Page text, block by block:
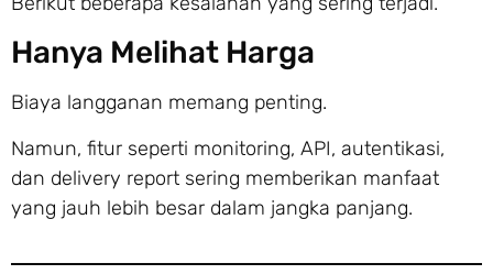
Hanya Melihat Harga
Biaya langganan memang penting.
Namun, fitur seperti monitoring, API, autentikasi,
dan delivery report sering memberikan manfaat
yang jauh lebih besar dalam jangka panjang.